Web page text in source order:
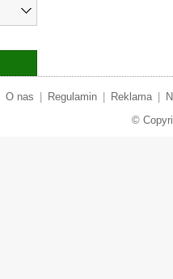
O nas Regulamin Reklama
©